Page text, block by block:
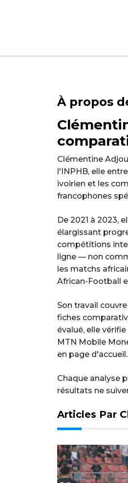
À propos
Clémentine
l'INPHB, elle
ivoirien et les
francophones
De 2021 à 2023,
élargissant
compétitions
ligne — non
les matchs
African-Football
Son travail
fiches
évalué, elle
MTN Mobile
en page d'accueil.
Chaque analyse
résultats ne
Articles Par